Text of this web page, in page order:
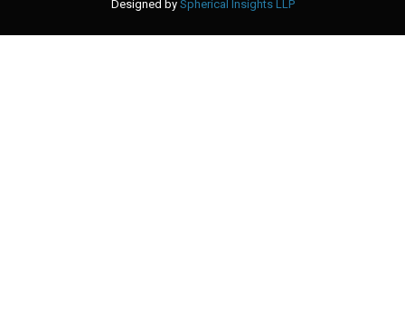
Designed by Spherical Insights LLP